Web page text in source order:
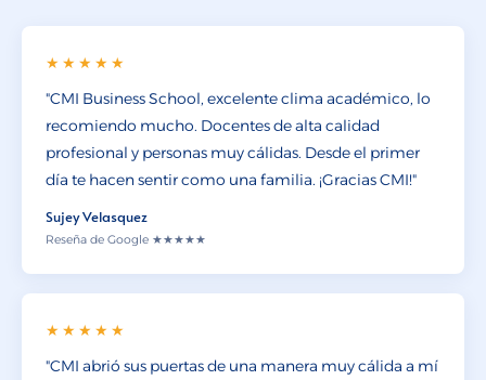
★★★★★
"CMI Business School, excelente clima académico, lo
recomiendo mucho. Docentes de alta calidad
profesional y personas muy cálidas. Desde el primer
día te hacen sentir como una familia. ¡Gracias CMI!"
Sujey Velasquez
Reseña de Google ★★★★★
★★★★★
"CMI abrió sus puertas de una manera muy cálida a mí